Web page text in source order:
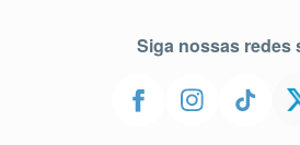
Siga nossas redes